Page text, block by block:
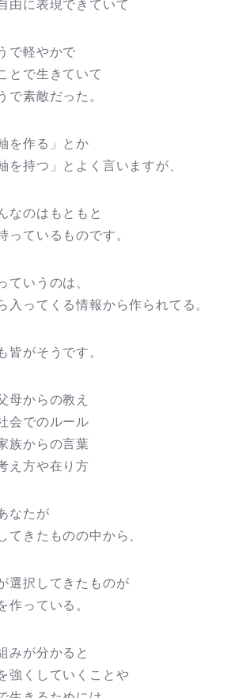
由に表現できていて
で軽やかで
とで生きていて
で素敵だった。
を作る」とか
を持つ」とよく言いますが、
なのはもともと
っているものです。
ていうのは、
入ってくる情報から作られてる。
皆がそうです。
母からの教え
会でのルール
族からの言葉
え方や在り方
なたが
てきたものの中から、
選択してきたものが
作っている。
みが分かると
強くしていくことや